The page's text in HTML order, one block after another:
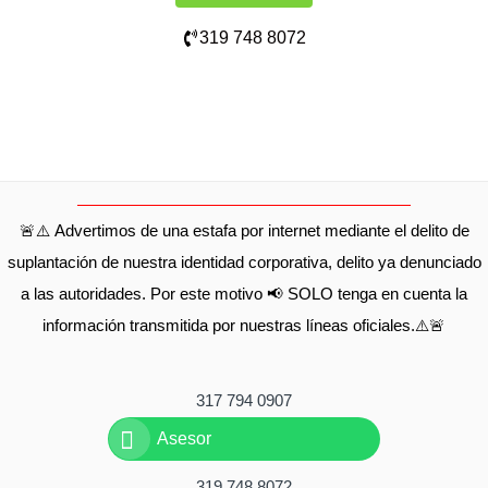
319 748 8072
🚨⚠️ Advertimos de una estafa por internet mediante el delito de
suplantación de nuestra identidad corporativa, delito ya denunciado
a las autoridades. Por este motivo 📢 SOLO tenga en cuenta la
información transmitida por nuestras líneas oficiales.⚠️🚨
317 794 0907
Asesor